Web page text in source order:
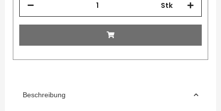
Stk
Beschreibung